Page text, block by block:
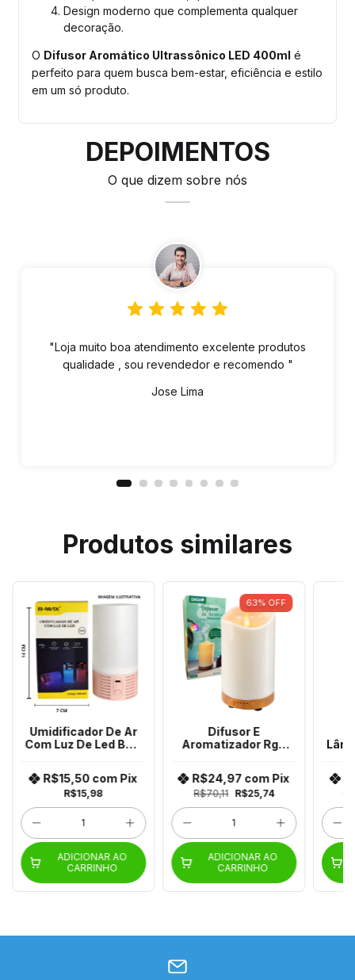
Design moderno que complementa qualquer
decoração.
O Difusor Aromático Ultrassônico LED 400ml é
perfeito para quem busca bem-estar, eficiência e estilo
em um só produto.
DEPOIMENTOS
O que dizem sobre nós
"Loja muito boa atendimento excelente produtos
qualidade , sou revendedor e recomendo "
Jose Lima
Produtos similares
Umidificador De Ar
Com Luz De Led Bm-
R$15,98
R$15,50 com Pix
ADICIONAR AO
CARRINHO
63% OFF
Difusor E
Aromatizador Rgb
R$70,11 R$25,74
R$24,97 com Pix
ADICIONAR AO
CARRINHO